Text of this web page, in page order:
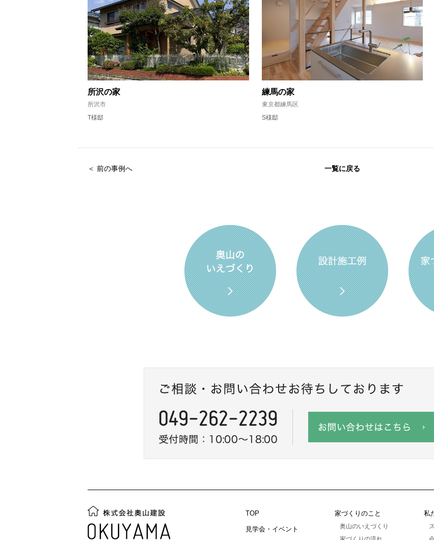
所沢の家
所沢市
T様邸
練馬の家
東京都練馬区
S様邸
＜ 前の事例へ 一覧に戻る
TOP
見学会・イベント
家づくりのこと
奥山のいえづくり
私